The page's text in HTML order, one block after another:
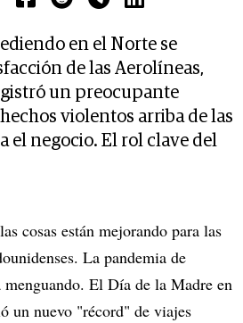
en el Norte se
de las Aerolíneas,
un preocupante
violentos arriba de las
el negocio. El rol clave del
cosas están mejorando para las
La pandemia de
El Día de la Madre en
un nuevo "récord" de viajes